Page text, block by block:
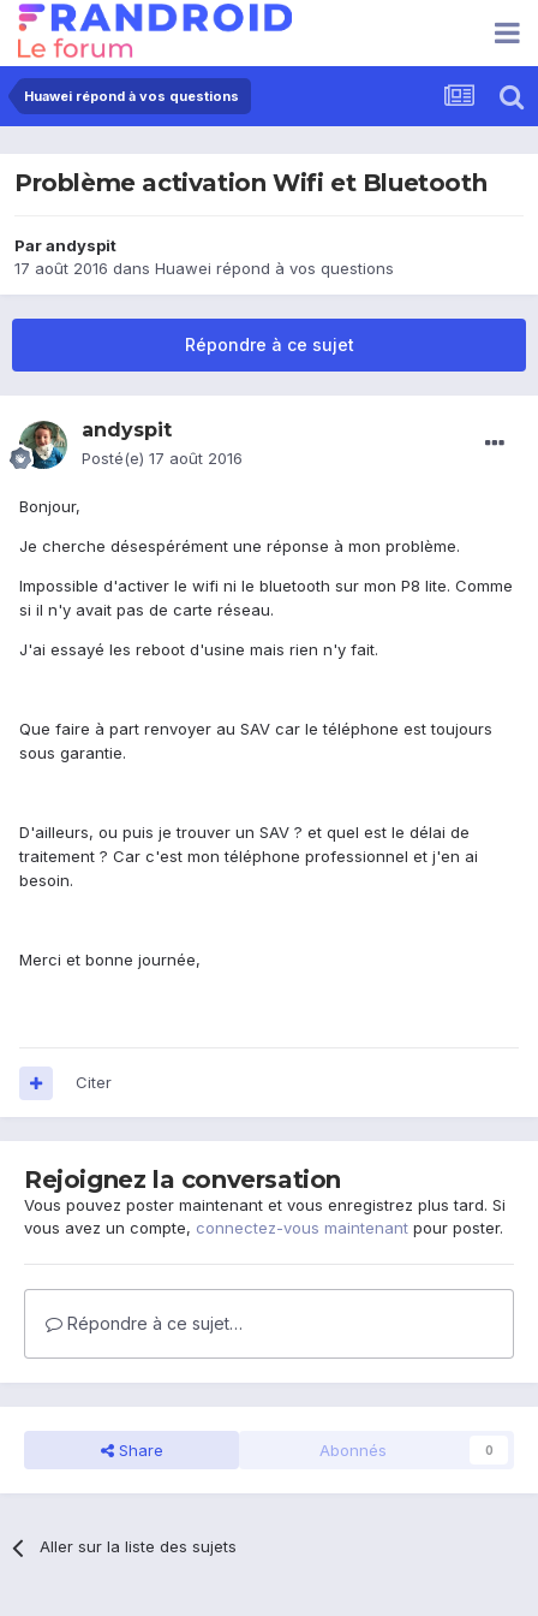
Huawei répond à vos questions
Problème activation Wifi et Bluetooth
Parandyspit
17 août 2016 dans Huawei répond à vos questions
Répondre à ce sujet
andyspit
Posté(e) 17 août 2016
Bonjour,
Je cherche désespérément une réponse à mon problème.
Impossible d'activer le wifi ni le bluetooth sur mon P8 lite. Comme
si il n'y avait pas de carte réseau.
J'ai essayé les reboot d'usine mais rien n'y fait.
Que faire à part renvoyer au SAV car le téléphone est toujours
sous garantie.
D'ailleurs, ou puis je trouver un SAV ? et quel est le délai de
traitement ? Car c'est mon téléphone professionnel et j'en ai
besoin.
Merci et bonne journée,
Citer
Rejoignez la conversation
Vous pouvez poster maintenant et vous enregistrez plus tard. Si
vous avez un compte, connectez-vous maintenant pour poster.
Répondre à ce sujet…
Share Abonnés 0
Aller sur la liste des sujets